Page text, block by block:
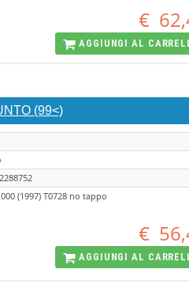
€
AGGIUNGI AL
(99<)
(1997) T0728 no tappo
€
AGGIUNGI AL